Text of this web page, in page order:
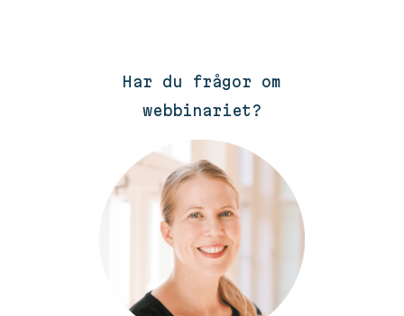
Har du frågor om
webbinariet?